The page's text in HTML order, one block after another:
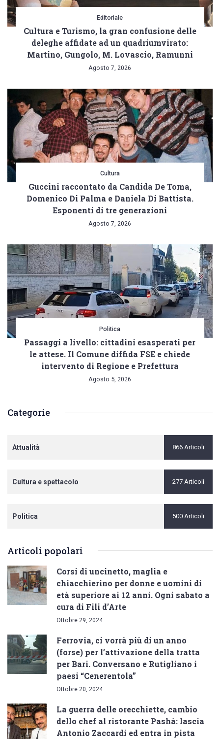
Editoriale
Cultura e Turismo, la gran confusione delle
deleghe affidate ad un quadriumvirato:
Martino, Gungolo, M. Lovascio, Ramunni
Agosto 7, 2026
Cultura
Guccini raccontato da Candida De Toma,
Domenico Di Palma e Daniela Di Battista.
Esponenti di tre generazioni
Agosto 7, 2026
Politica
Passaggi a livello: cittadini esasperati per
le attese. Il Comune diffida FSE e chiede
intervento di Regione e Prefettura
Agosto 5, 2026
Categorie
Attualità 866 Articoli
Cultura e spettacolo 277 Articoli
Politica 500 Articoli
Articoli popolari
Corsi di uncinetto, maglia e
chiacchierino per donne e uomini di
età superiore ai 12 anni. Ogni sabato a
cura di Fili d’Arte
Ottobre 29, 2024
Ferrovia, ci vorrà più di un anno
(forse) per l’attivazione della tratta
per Bari. Conversano e Rutigliano i
paesi “Cenerentola”
Ottobre 20, 2024
La guerra delle orecchiette, cambio
dello chef al ristorante Pashà: lascia
Antonio Zaccardi ed entra in pista